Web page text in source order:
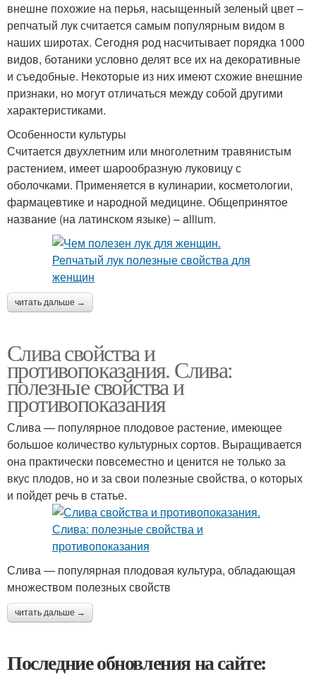
внешне похожие на перья, насыщенный зеленый цвет –
репчатый лук считается самым популярным видом в
наших широтах. Сегодня род насчитывает порядка 1000
видов, ботаники условно делят все их на декоративные
и съедобные. Некоторые из них имеют схожие внешние
признаки, но могут отличаться между собой другими
характеристиками.
Особенности культуры
Считается двухлетним или многолетним травянистым
растением, имеет шарообразную луковицу с
оболочками. Применяется в кулинарии, косметологии,
фармацевтике и народной медицине. Общепринятое
название (на латинском языке) – allium.
читать дальше →
Слива свойства и
противопоказания. Слива:
полезные свойства и
противопоказания
Слива — популярное плодовое растение, имеющее
большое количество культурных сортов. Выращивается
она практически повсеместно и ценится не только за
вкус плодов, но и за свои полезные свойства, о которых
и пойдет речь в статье.
Слива — популярная плодовая культура, обладающая
множеством полезных свойств
читать дальше →
Последние обновления на сайте: